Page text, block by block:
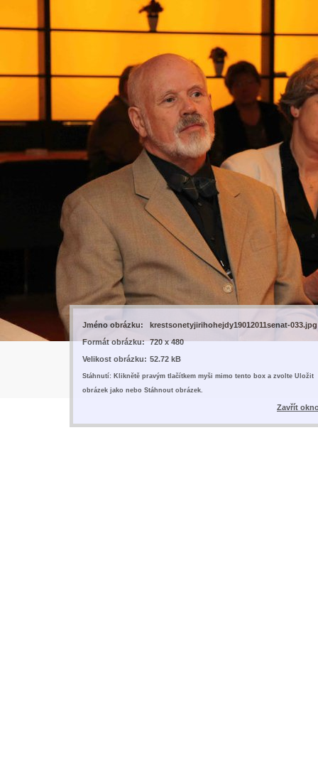
Jméno obrázku:
krestsonetyjirihohejdy19012011senat-033.jpg
Formát obrázku: 720 x 480
Velikost obrázku: 52.72 kB
Stáhnutí: Kliknětě pravým tlačítkem myši mimo tento box a zvolte Uložit
obrázek jako nebo Stáhnout obrázek.
Zavřít